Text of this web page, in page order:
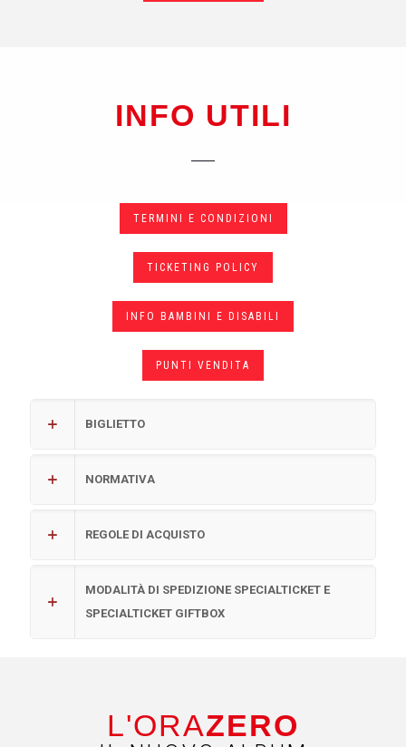
INFO UTILI
TERMINI E CONDIZIONI
TICKETING POLICY
INFO BAMBINI E DISABILI
PUNTI VENDITA
BIGLIETTO
NORMATIVA
REGOLE DI ACQUISTO
MODALITÀ DI SPEDIZIONE SPECIALTICKET E
SPECIALTICKET GIFTBOX
L'ORAZERO